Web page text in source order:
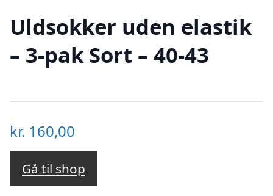
Uldsokker uden elastik
– 3-pak Sort – 40-43
kr. 160,00
Gå til shop